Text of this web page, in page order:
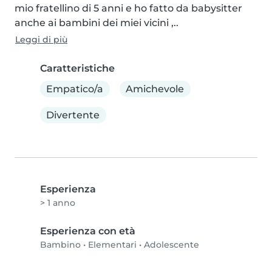
mio fratellino di 5 anni e ho fatto da babysitter
anche ai bambini dei miei vicini ,..
Leggi di più
Caratteristiche
Empatico/a
Amichevole
Divertente
Esperienza
> 1 anno
Esperienza con età
Bambino • Elementari • Adolescente